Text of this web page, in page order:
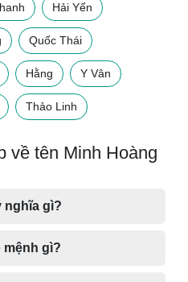
Hải Yến
Quốc Thái
Hằng Y Vân
Thảo Linh
về tên Minh Hoàng
nghĩa gì?
mệnh gì?